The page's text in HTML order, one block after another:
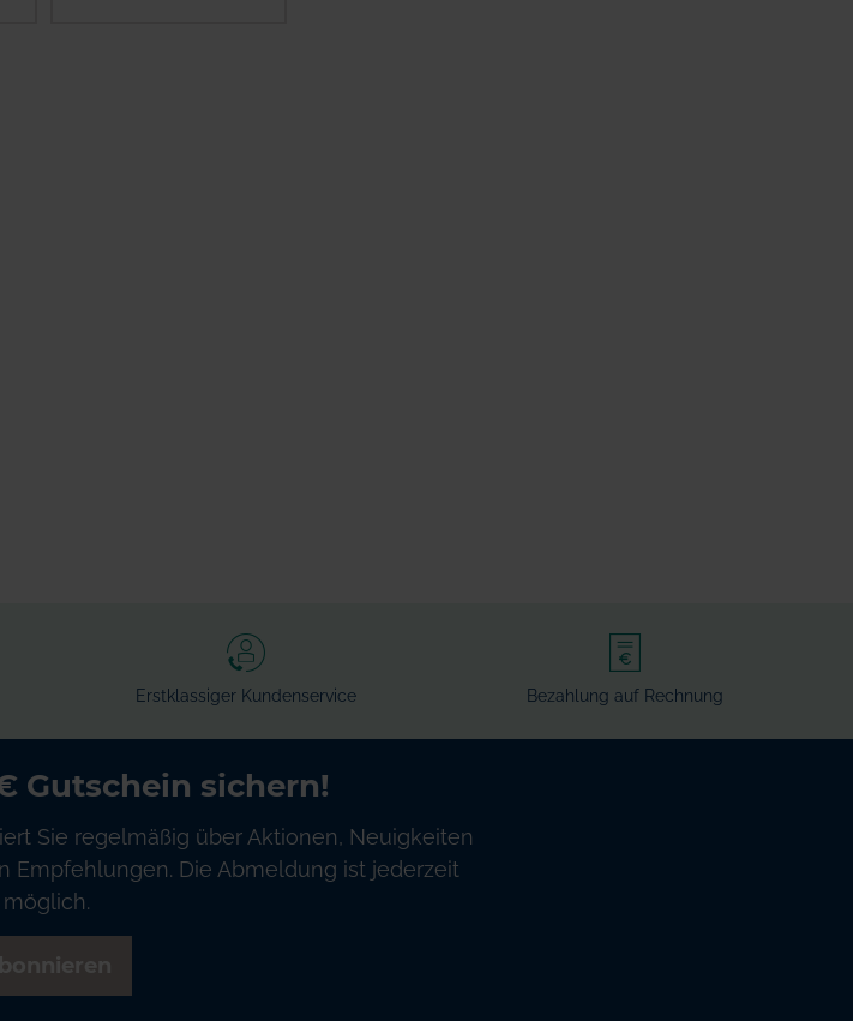
Erstklassiger Kundenservice Bezahlung auf Rechnung
Gutschein sichern!
Sie regelmäßig über Aktionen, Neuigkeiten
Empfehlungen. Die Abmeldung ist jederzeit
möglich.